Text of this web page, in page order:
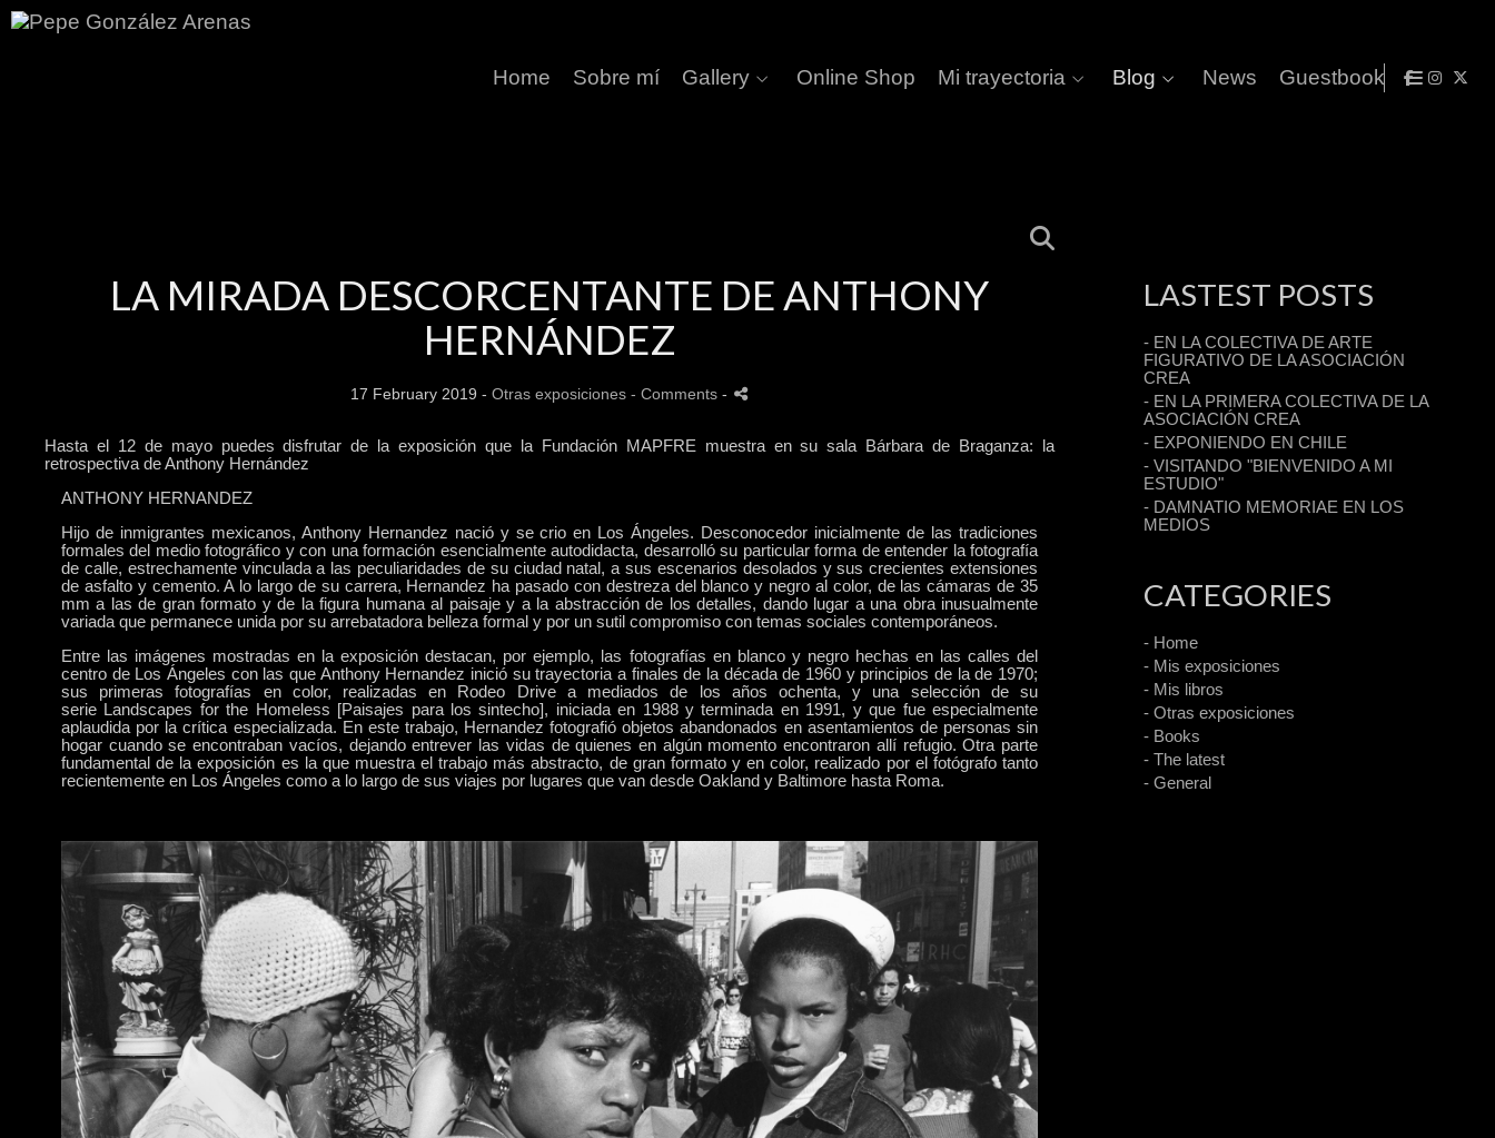
Home Sobre mí Gallery Online Shop Mi trayectoria Blog News Guestbook
LA MIRADA DESCORCENTANTE DE ANTHONY
HERNÁNDEZ
17 February 2019 - Otras exposiciones - Comments -
Hasta el 12 de mayo puedes disfrutar de la exposición que la Fundación MAPFRE muestra en su sala Bárbara de Braganza: la
retrospectiva de Anthony Hernández
ANTHONY HERNANDEZ
Hijo de inmigrantes mexicanos, Anthony Hernandez nació y se crio en Los Ángeles. Desconocedor inicialmente de las tradiciones
formales del medio fotográfico y con una formación esencialmente autodidacta, desarrolló su particular forma de entender la fotografía
de calle, estrechamente vinculada a las peculiaridades de su ciudad natal, a sus escenarios desolados y sus crecientes extensiones
de asfalto y cemento. A lo largo de su carrera, Hernandez ha pasado con destreza del blanco y negro al color, de las cámaras de 35
mm a las de gran formato y de la figura humana al paisaje y a la abstracción de los detalles, dando lugar a una obra inusualmente
variada que permanece unida por su arrebatadora belleza formal y por un sutil compromiso con temas sociales contemporáneos.
Entre las imágenes mostradas en la exposición destacan, por ejemplo, las fotografías en blanco y negro hechas en las calles del
centro de Los Ángeles con las que Anthony Hernandez inició su trayectoria a finales de la década de 1960 y principios de la de 1970;
sus primeras fotografías en color, realizadas en Rodeo Drive a mediados de los años ochenta, y una selección de su
serie Landscapes for the Homeless [Paisajes para los sintecho], iniciada en 1988 y terminada en 1991, y que fue especialmente
aplaudida por la crítica especializada. En este trabajo, Hernandez fotografió objetos abandonados en asentamientos de personas sin
hogar cuando se encontraban vacíos, dejando entrever las vidas de quienes en algún momento encontraron allí refugio. Otra parte
fundamental de la exposición es la que muestra el trabajo más abstracto, de gran formato y en color, realizado por el fotógrafo tanto
recientemente en Los Ángeles como a lo largo de sus viajes por lugares que van desde Oakland y Baltimore hasta Roma.
LASTEST POSTS
- EN LA COLECTIVA DE ARTE
FIGURATIVO DE LA ASOCIACIÓN
CREA
- EN LA PRIMERA COLECTIVA DE LA
ASOCIACIÓN CREA
- EXPONIENDO EN CHILE
- VISITANDO "BIENVENIDO A MI
ESTUDIO"
- DAMNATIO MEMORIAE EN LOS
MEDIOS
CATEGORIES
- Home
- Mis exposiciones
- Mis libros
- Otras exposiciones
- Books
- The latest
- General